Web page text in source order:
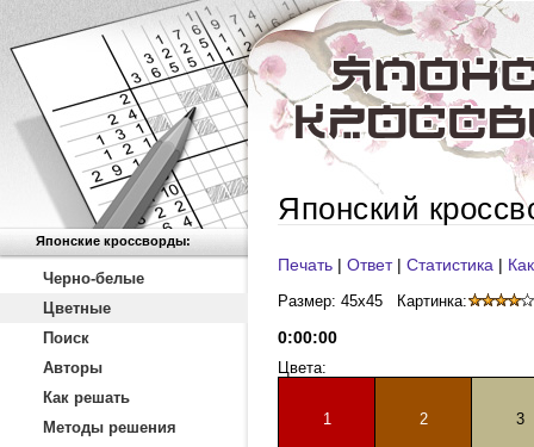
Японские кроссворды:
Черно-белые
Цветные
Поиск
Авторы
Как решать
Методы решения
Японский
Печать | Ответ| Статистика |
Размер: 45x45 Картинка:
0:00:00
Цвета:
1 2 3